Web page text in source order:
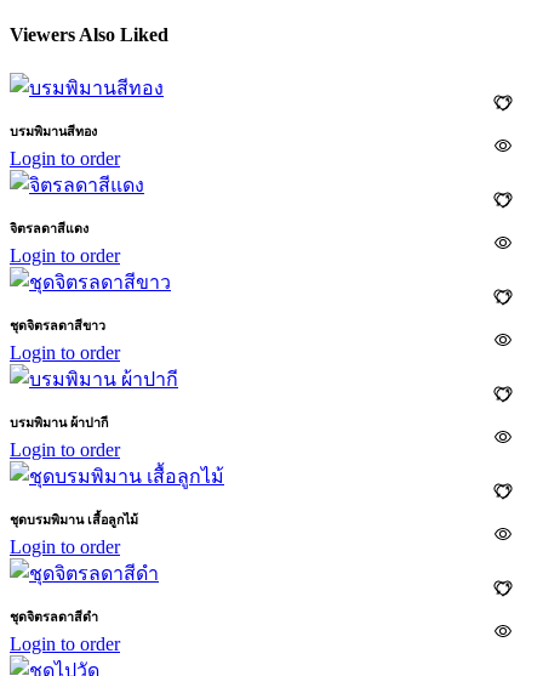
Viewers Also Liked
บรมพิมานสีทอง
Login to order
จิตรลดาสีแดง
Login to order
ชุดจิตรลดาสีขาว
Login to order
บรมพิมาน ผ้าปากี
Login to order
ชุดบรมพิมาน เสื้อลูกไม้
Login to order
ชุดจิตรลดาสีดำ
Login to order